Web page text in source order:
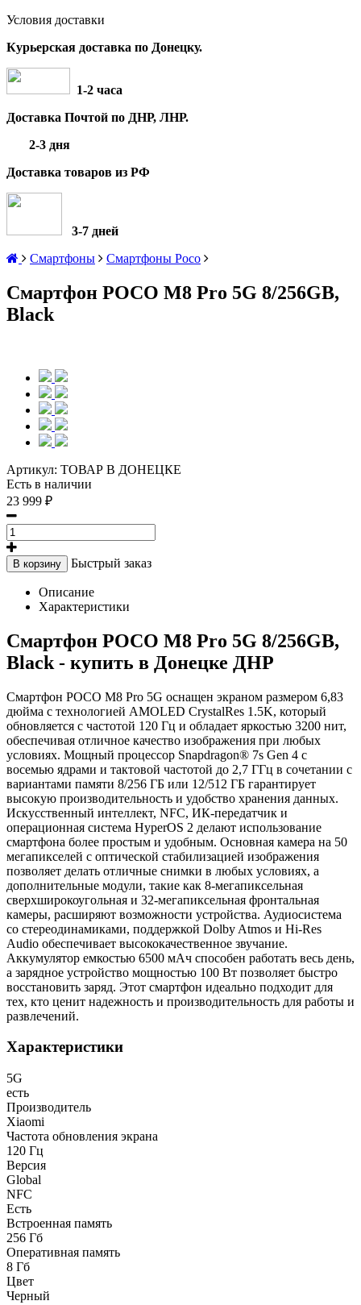
Условия доставки
Курьерская доставка по Донецку.
1-2 часа
Доставка Почтой по ДНР, ЛНР.
2-3 дня
Доставка товаров из РФ
3-7 дней
Смартфоны
Смартфоны Poco
Смартфон POCO M8 Pro 5G 8/256GB,
Black
Артикул: ТОВАР В ДОНЕЦКЕ
Есть в наличии
23 999 ₽
В корзину Быстрый заказ
Описание
Характеристики
Смартфон POCO M8 Pro 5G 8/256GB,
Black - купить в Донецке ДНР
Смартфон POCO M8 Pro 5G оснащен экраном размером 6,83
дюйма с технологией AMOLED CrystalRes 1.5K, который
обновляется с частотой 120 Гц и обладает яркостью 3200 нит,
обеспечивая отличное качество изображения при любых
условиях. Мощный процессор Snapdragon® 7s Gen 4 с
восемью ядрами и тактовой частотой до 2,7 ГГц в сочетании с
вариантами памяти 8/256 ГБ или 12/512 ГБ гарантирует
высокую производительность и удобство хранения данных.
Искусственный интеллект, NFC, ИК-передатчик и
операционная система HyperOS 2 делают использование
смартфона более простым и удобным. Основная камера на 50
мегапикселей с оптической стабилизацией изображения
позволяет делать отличные снимки в любых условиях, а
дополнительные модули, такие как 8-мегапиксельная
сверхширокоугольная и 32-мегапиксельная фронтальная
камеры, расширяют возможности устройства. Аудиосистема
со стереодинамиками, поддержкой Dolby Atmos и Hi-Res
Audio обеспечивает высококачественное звучание.
Аккумулятор емкостью 6500 мАч способен работать весь день,
а зарядное устройство мощностью 100 Вт позволяет быстро
восстановить заряд. Этот смартфон идеально подходит для
тех, кто ценит надежность и производительность для работы и
развлечений.
Характеристики
5G
есть
Производитель
Xiaomi
Частота обновления экрана
120 Гц
Версия
Global
NFC
Есть
Встроенная память
256 Гб
Оперативная память
8 Гб
Цвет
Черный